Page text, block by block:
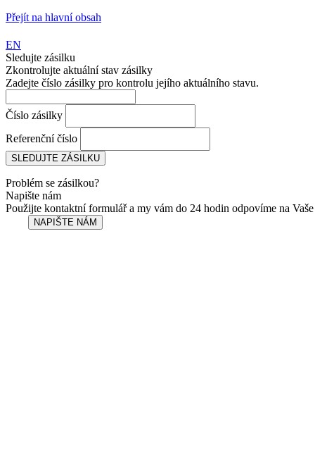
Přejít na hlavní obsah
EN
Sledujte zásilku
Zkontrolujte aktuální stav zásilky
Zadejte číslo zásilky pro kontrolu jejího aktuálního stavu.
Číslo zásilky
Referenční číslo
Problém se zásilkou?
Napište nám
Použijte kontaktní formulář a my vám do 24 hodin odpovíme na